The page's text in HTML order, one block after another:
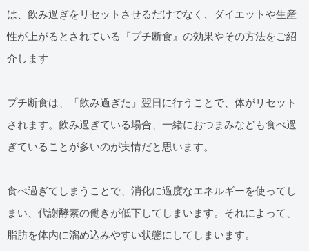
は、飲み過ぎをリセットさせるだけでなく、ダイエットや生産
性が上がるとされている『プチ断食』の効果やその方法をご紹
介します
プチ断食は、「飲み過ぎた」翌日に行うことで、体がリセット
されます。飲み過ぎている場合、一緒におつまみなども食べ過
ぎていることが多いのが実情だと思います。
食べ過ぎてしまうことで、消化に過度なエネルギーを使ってし
まい、代謝酵素の働きが低下してしまいます。それによって、
脂肪を体内に溜め込みやすい状態にしてしまいます。